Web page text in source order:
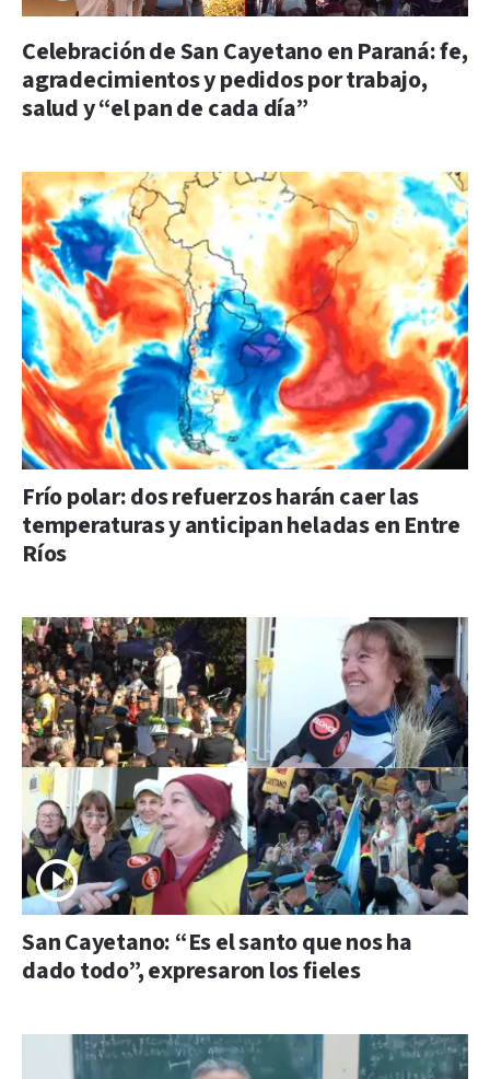
Celebración de San Cayetano en Paraná: fe,
agradecimientos y pedidos por trabajo,
salud y “el pan de cada día”
Frío polar: dos refuerzos harán caer las
temperaturas y anticipan heladas en Entre
Ríos
San Cayetano: “Es el santo que nos ha
dado todo”, expresaron los fieles